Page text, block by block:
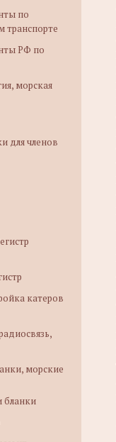
по
транспорте
РФ по
морская
для членов
катеров
морские
бланки